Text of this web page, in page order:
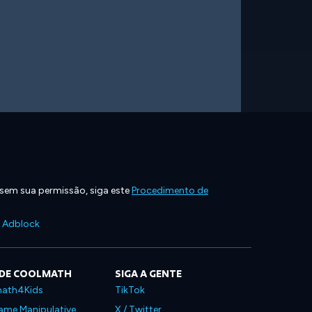
sua permissão, siga esteProcedimento de
Adblock
COOLMATH
Manipulative
SIGA A GENTE
TikTok
X / Twitter